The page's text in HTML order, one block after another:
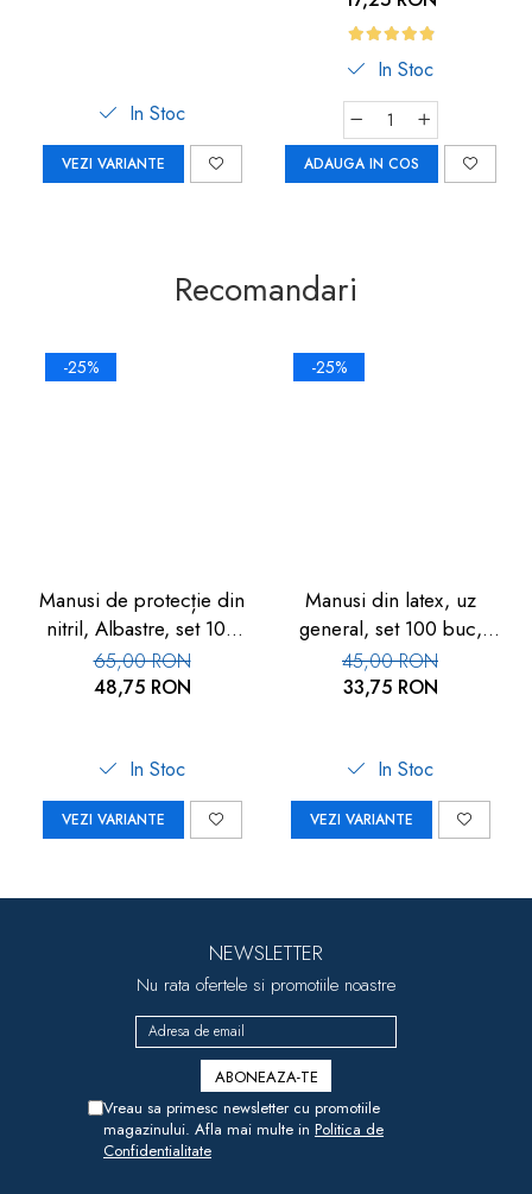
In Stoc
VEZI VARIANTE
Car-Boy Safety
In Stoc
ADAUGA IN COS
Recomandari
-25%
Manusi de protecție din
nitril, Albastre, set 100
buc
65,00 RON
48,75 RON
In Stoc
VEZI VARIANTE
-25%
Manusi din latex, uz
general, set 100 buc,
Albe
45,00 RON
33,75 RON
In Stoc
VEZI VARIANTE
NEWSLETTER
Nu rata ofertele si promotiile noastre
Vreau sa primesc newsletter cu promotiile
magazinului. Afla mai multe in Politica de
Confidentialitate